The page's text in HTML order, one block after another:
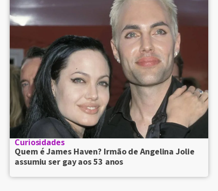
Curiosidades
Quem é James Haven? Irmão de Angelina Jolie
assumiu ser gay aos 53 anos